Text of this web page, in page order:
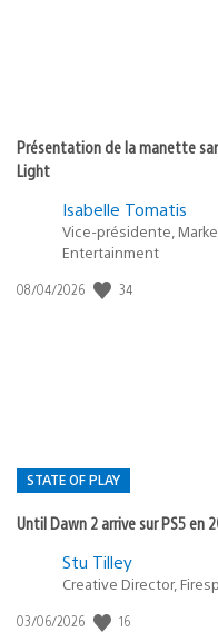
Présentation de la manette
Light
Isabelle Tomatis
Vice-présidente,
Entertainment
Date
08/04/2026 34
STATE OF PLAY
Until Dawn 2 arrive sur PS5 en
Postée
:
Stu Tilley
Creative Director,
Date
03/06/2026 16